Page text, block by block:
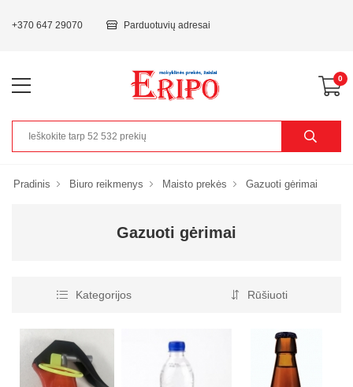
+370 647 29070 Parduotuvių adresai
0
Pradinis Biuro reikmenys Maisto prekės Gazuoti gėrimai
Gazuoti gėrimai
Kategorijos Rūšiuoti